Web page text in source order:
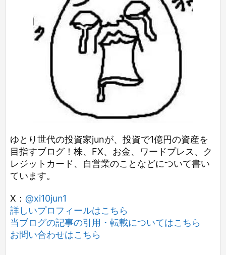
ゆとり世代の投資家junが、投資で1億円の資産を
目指すブログ！株、FX、お金、ワードプレス、ク
レジットカード、自営業のことなどについて書い
ています。
X： @xi10jun1
詳しいプロフィールはこちら
当ブログの記事の引用・転載についてはこちら
お問い合わせはこちら